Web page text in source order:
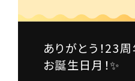
ありがとう！23
お誕生日月！✨